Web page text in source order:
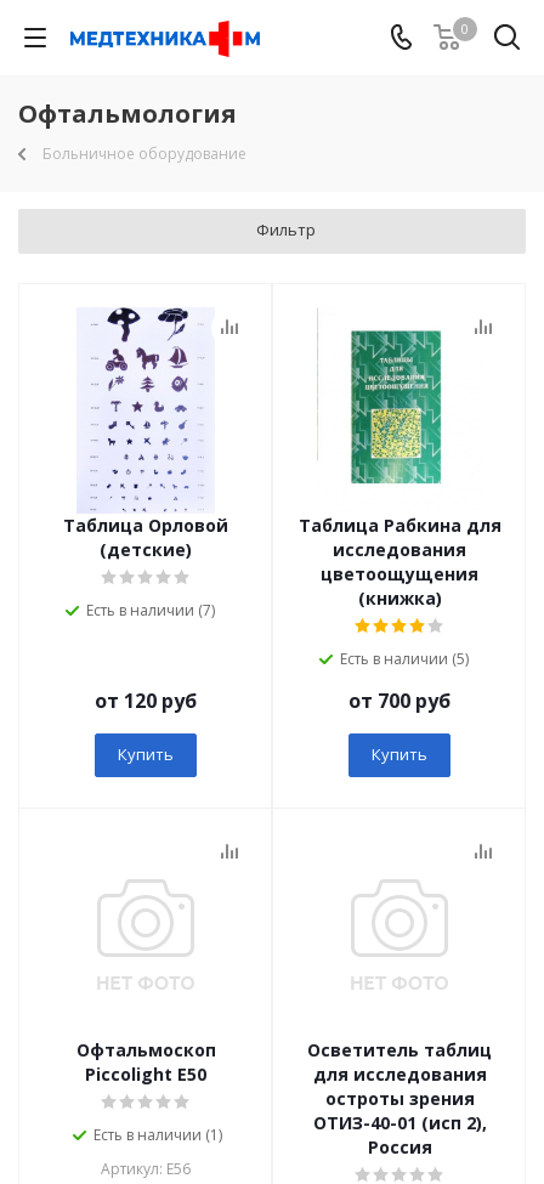
0
Офтальмология
Больничное оборудование
Фильтр
Таблица Орловой
(детские)
Есть в наличии (7)
от 120 руб
Купить
Таблица Рабкина для
исследования
цветоощущения
(книжка)
Есть в наличии (5)
от 700 руб
Купить
Офтальмоскоп
Piccolight E50
Есть в наличии (1)
Артикул: E56
Осветитель таблиц
для исследования
остроты зрения
ОТИЗ-40-01 (исп 2),
Россия